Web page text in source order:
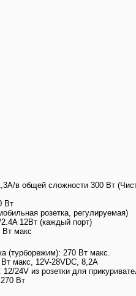
в общей сложности 300 Вт
Вт
розетка, регулируемая)
12Вт (каждый порт)
Вт макс
(турборежим): 270 Вт макс.
макс, 12V-28VDC, 8,2A
24V из розетки для
Вт